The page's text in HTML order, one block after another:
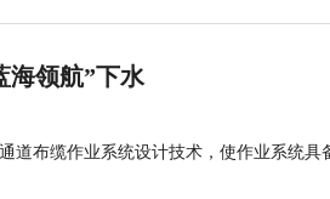
海领航”下水
道布缆作业系统设计技术，使作业系统具